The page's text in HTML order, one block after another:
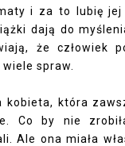
i za to lubię jej
dają do
że człowiek
spraw.
kobieta, która
Co by nie
Ale ona miała